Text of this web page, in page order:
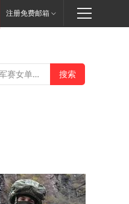
注册免费邮箱